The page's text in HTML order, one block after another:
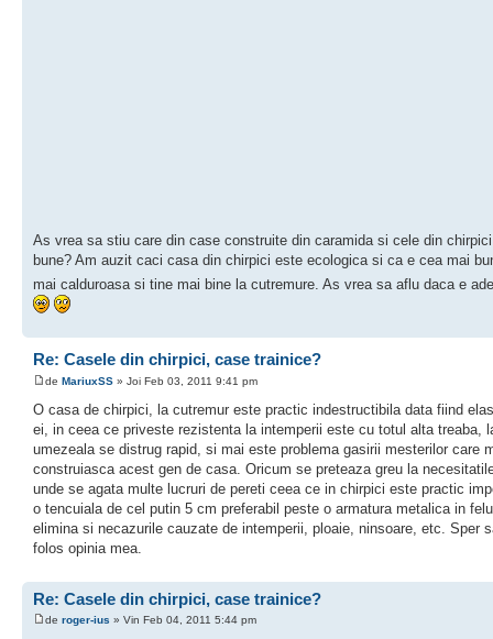
As vrea sa stiu care din case construite din caramida si cele din
bune? Am auzit caci casa din chirpici este ecologica si ca e cea mai
mai calduroasa si tine mai bine la cutremure. As vrea sa aflu daca e
Re: Casele din chirpici, case trainice?
de MariuxSS » Joi Feb 03, 2011 9:41 pm
O casa de chirpici, la cutremur este practic indestructibila data fiind
ei, in ceea ce priveste rezistenta la intemperii este cu totul alta treaba,
umezeala se distrug rapid, si mai este problema gasirii mesterilor care
construiasca acest gen de casa. Oricum se preteaza greu la
unde se agata multe lucruri de pereti ceea ce in chirpici este practic
o tencuiala de cel putin 5 cm preferabil peste o armatura metalica in
elimina si necazurile cauzate de intemperii, ploaie, ninsoare, etc. Sper
folos opinia mea.
Re: Casele din chirpici, case trainice?
de roger-ius » Vin Feb 04, 2011 5:44 pm